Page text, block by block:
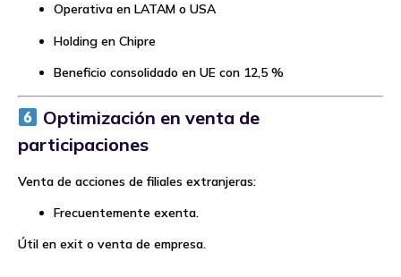
Operativa en LATAM o USA
Holding en Chipre
Beneficio consolidado en UE con 12,5 %
Optimización en venta de
participaciones
Venta de acciones de filiales extranjeras:
Frecuentemente exenta.
Útil en exit o venta de empresa.